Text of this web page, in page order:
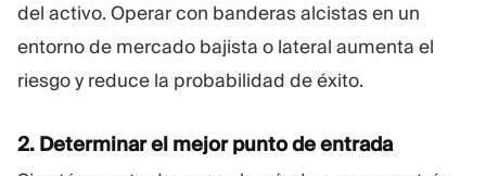
del activo. Operar con banderas alcistas en un
entorno de mercado bajista o lateral aumenta el
riesgo y reduce la probabilidad de éxito.
2. Determinar el mejor punto de entrada